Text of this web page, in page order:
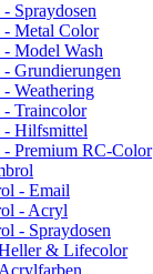
Spraydosen
- Metal Color
Model Wash
Grundierungen
Weathering
- Traincolor
- Hilfsmittel
- Premium RC-Color
- Email
- Acryl
- Spraydosen
& Lifecolor